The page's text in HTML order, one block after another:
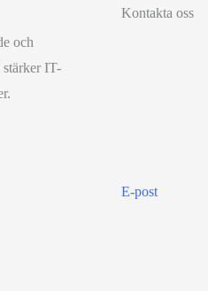
och
stärker IT-
Kontakta oss
E-post